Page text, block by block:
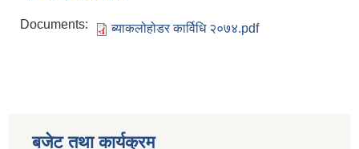
Documents: ब्याकलोहोडर कार्विधि २०७४.pdf
बजेट तथा कार्यक्रम